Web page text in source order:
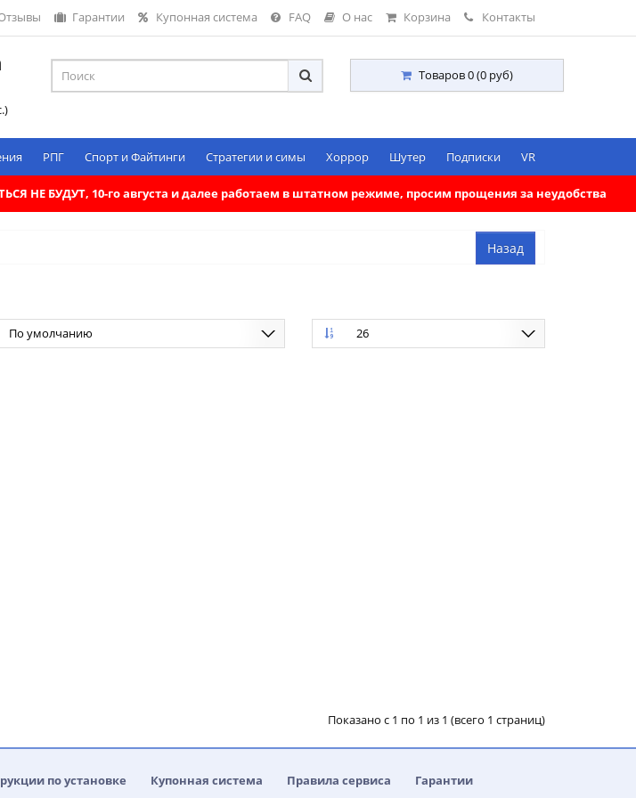
Гарантии Купонная система FAQ О нас Корзина Контакты
Товаров 0 (0 руб)
РПГ Спорт и Файтинги Стратегии и симы Хоррор Шутер Подписки VR
НЕ БУДУТ, 10-го августа и далее работаем в штатном режиме, просим прощения за неудобства
По умолчанию 26
Показано с 1 по 1 из 1 (всего 1 страниц)
по установке Купонная система Правила сервиса Гарантии